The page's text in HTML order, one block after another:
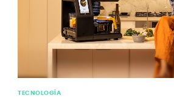
TECNOLOGÍA